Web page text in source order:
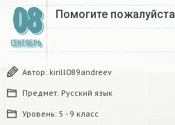
08
СЕНТЯБРЬ
Помогите пожалуйста ​
Автор: kirill089andreev
Предмет: Русский язык
Уровень: 5 - 9 класс